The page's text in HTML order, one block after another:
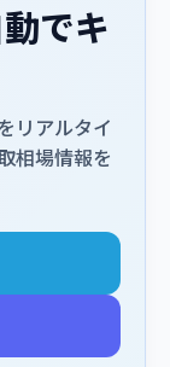
でキ
リアルタイ
相場情報を